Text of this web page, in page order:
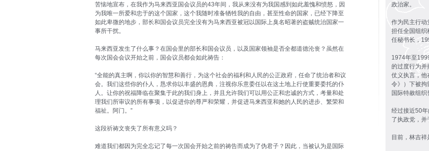
苦恼地宣布，在我作为马来西亚国会议员的43年间，我从来没有为我国感到如此羞愧和愤怒，因
为我唯一所爱和忠于的这个国家，这个我随时准备牺牲我的自由，甚至性命的国家，已经下降至
如此卑微的地步，部长和国会议员完全没有为马来西亚被冠以国际上臭名昭著的盗贼统治国家一
事所干扰。
马来西亚发生了什么事？在国会里的部长和国会议员，以及国家领袖是否全都道德沦丧？虽然在
每次国会会议开始之前，国会议员都会如此祷告：
“全能的真主啊，你以你的智慧和善行，为这个社会的福利和人民的公正政府，任命了统治者和议
会。我们这些你的仆人，恳求你以丰盛的恩典，注视你乐意委任以在这土地上行使重要委托的仆
人。让你的祝福降临在聚集于此的我们身上，并且允许我们可以用公正和忠诚的方式，考量和处
理我们所审议的所有事项，以促进你的尊严和荣耀，并促进马来西亚和她的人民的进步、繁荣和
福祉。阿门。”
这段祈祷文丧失了所有意义吗？
难道我们都因为完全忘记了每一次国会开始之前的祷告而成为了伪君子？因此，当被认为是国际
政治家。
作为民主行
担任全国组织
任秘书长，
1974年至
的过度行为并
仗义执言，他
令》）下被拘
国际特赦组织
经过接近50
了执政党，并
目前，林吉祥